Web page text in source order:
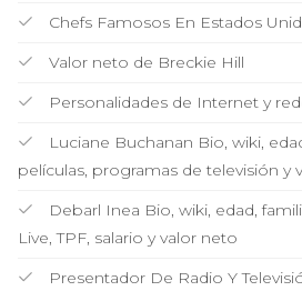
Chefs Famosos En Estados
Valor neto de Breckie Hill
Personalidades de Internet y
Luciane Buchanan Bio, wiki,
películas, programas de televisión y
Debarl Inea Bio, wiki, edad,
Live, TPF, salario y valor neto
Presentador De Radio Y